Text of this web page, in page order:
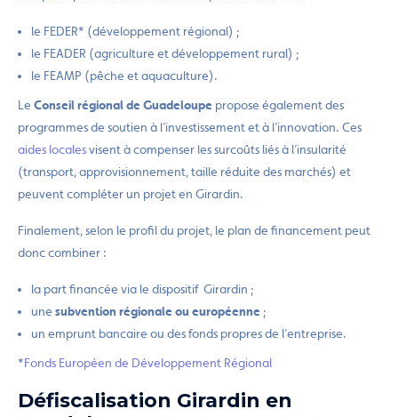
le FEDER* (développement régional) ;
le FEADER (agriculture et développement rural) ;
le FEAMP (pêche et aquaculture).
Le Conseil régional de Guadeloupe propose également des
programmes de soutien à l’investissement et à l’innovation. Ces
aides localesvisent à compenser les surcoûts liés à l’insularité
(transport, approvisionnement, taille réduite des marchés) et
peuvent compléter un projet en Girardin.
Finalement, selon le profil du projet, le plan de financement peut
donc combiner :
la part financée via le dispositif Girardin ;
une subvention régionale ou européenne ;
un emprunt bancaire ou des fonds propres de l’entreprise.
*Fonds Européen de Développement Régional
Défiscalisation Girardin en